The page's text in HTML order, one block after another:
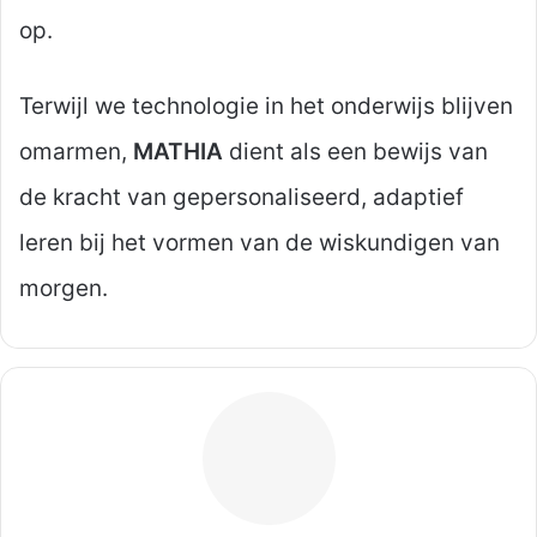
op.
Terwijl we technologie in het onderwijs blijven
omarmen, MATHIA dient als een bewijs van
de kracht van gepersonaliseerd, adaptief
leren bij het vormen van de wiskundigen van
morgen.